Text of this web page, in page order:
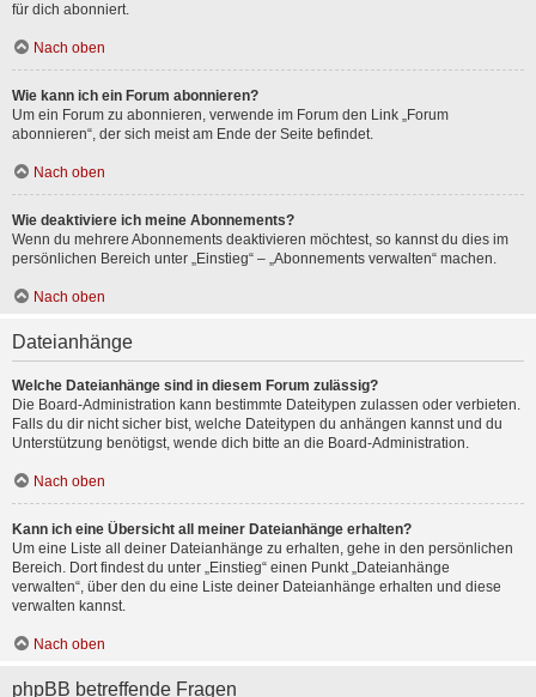
für dich abonniert.
Nach oben
Wie kann ich ein Forum abonnieren?
Um ein Forum zu abonnieren, verwende im Forum den Link „Forum
abonnieren“, der sich meist am Ende der Seite befindet.
Nach oben
Wie deaktiviere ich meine Abonnements?
Wenn du mehrere Abonnements deaktivieren möchtest, so kannst du dies im
persönlichen Bereich unter „Einstieg“ – „Abonnements verwalten“ machen.
Nach oben
Dateianhänge
Welche Dateianhänge sind in diesem Forum zulässig?
Die Board-Administration kann bestimmte Dateitypen zulassen oder verbieten.
Falls du dir nicht sicher bist, welche Dateitypen du anhängen kannst und du
Unterstützung benötigst, wende dich bitte an die Board-Administration.
Nach oben
Kann ich eine Übersicht all meiner Dateianhänge erhalten?
Um eine Liste all deiner Dateianhänge zu erhalten, gehe in den persönlichen
Bereich. Dort findest du unter „Einstieg“ einen Punkt „Dateianhänge
verwalten“, über den du eine Liste deiner Dateianhänge erhalten und diese
verwalten kannst.
Nach oben
phpBB betreffende Fragen